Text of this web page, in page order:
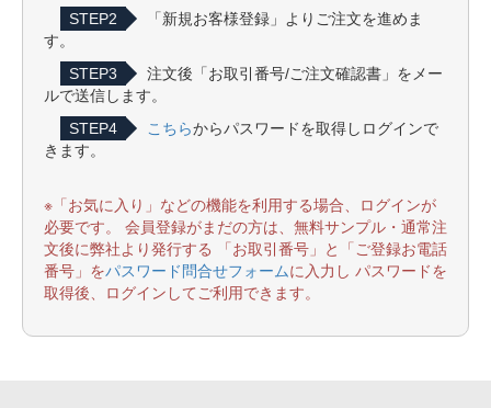
STEP2
「新規お客様登録」よりご注文を進めま
す。
STEP3
注文後「お取引番号/ご注文確認書」をメー
ルで送信します。
STEP4
こちらからパスワードを取得しログインで
きます。
※「お気に入り」などの機能を利用する場合、ログインが
必要です。 会員登録がまだの方は、無料サンプル・通常注
文後に弊社より発行する 「お取引番号」と「ご登録お電話
番号」をパスワード問合せフォームに入力し パスワードを
取得後、ログインしてご利用できます。